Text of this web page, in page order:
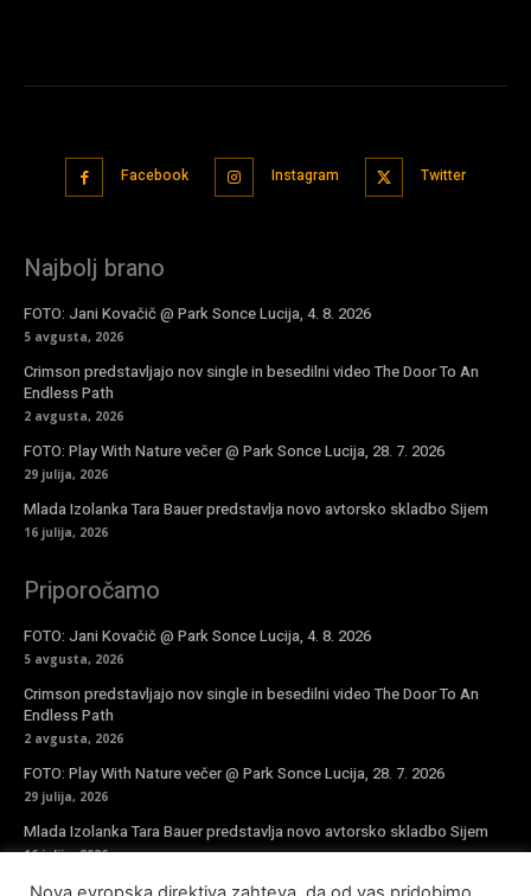
Facebook Instagram Twitter
Najbolj brano
FOTO: Jani Kovačič @ Park Sonce Lucija, 4. 8. 2026
5 avgusta, 2026
Crimson predstavljajo nov single in besedilni video The Door To An
Endless Path
2 avgusta, 2026
FOTO: Play With Nature večer @ Park Sonce Lucija, 28. 7. 2026
29 julija, 2026
Mlada Izolanka Tara Bauer predstavlja novo avtorsko skladbo Sijem
16 julija, 2026
Priporočamo
FOTO: Jani Kovačič @ Park Sonce Lucija, 4. 8. 2026
5 avgusta, 2026
Crimson predstavljajo nov single in besedilni video The Door To An
Endless Path
2 avgusta, 2026
FOTO: Play With Nature večer @ Park Sonce Lucija, 28. 7. 2026
29 julija, 2026
Mlada Izolanka Tara Bauer predstavlja novo avtorsko skladbo Sijem
16 julija, 2026